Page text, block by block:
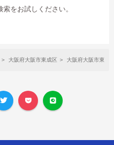
をお試しください。
大阪府大阪市東成区 大阪府大阪市東成